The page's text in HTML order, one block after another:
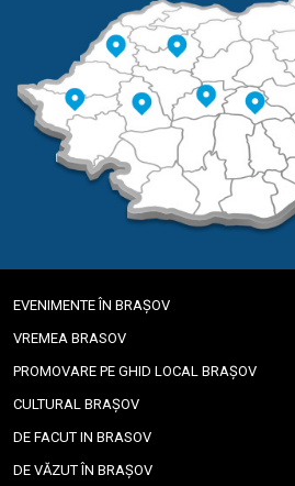
EVENIMENTE ÎN BRAȘOV
VREMEA BRASOV
PROMOVARE PE GHID LOCAL BRAȘOV
CULTURAL BRAȘOV
DE FACUT IN BRASOV
DE VĂZUT ÎN BRAȘOV